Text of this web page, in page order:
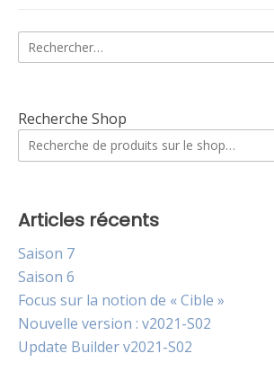
Rechercher :
Recherche Shop
Articles récents
Saison 7
Saison 6
Focus sur la notion de « Cible »
Nouvelle version : v2021-S02
Update Builder v2021-S02